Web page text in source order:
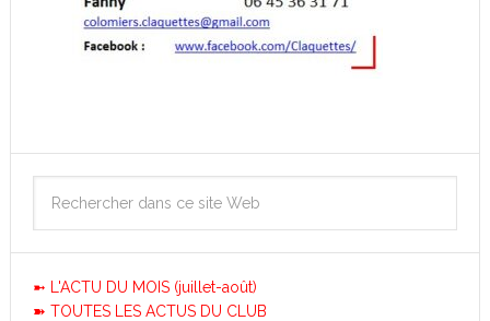
➼ L'ACTU DU MOIS (juillet-août)
➽ TOUTES LES ACTUS DU CLUB